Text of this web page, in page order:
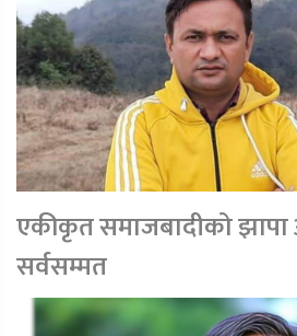
एकीकृत समाजबादीको झापा
सर्वसम्मत